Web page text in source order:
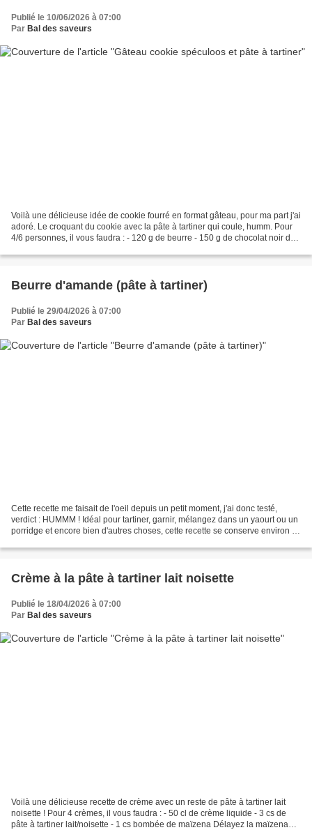
Publié le 10/06/2026 à 07:00
Par Bal des saveurs
Voilà une délicieuse idée de cookie fourré en format gâteau, pour ma part j'ai
adoré. Le croquant du cookie avec la pâte à tartiner qui coule, humm. Pour
4/6 personnes, il vous faudra : - 120 g de beurre - 150 g de chocolat noir de
Beurre d'amande (pâte à tartiner)
Publié le 29/04/2026 à 07:00
Par Bal des saveurs
Cette recette me faisait de l'oeil depuis un petit moment, j'ai donc testé,
verdict : HUMMM ! Idéal pour tartiner, garnir, mélangez dans un yaourt ou un
porridge et encore bien d'autres choses, cette recette se conserve environ 3
Crème à la pâte à tartiner lait noisette
Publié le 18/04/2026 à 07:00
Par Bal des saveurs
Voilà une délicieuse recette de crème avec un reste de pâte à tartiner lait
noisette ! Pour 4 crèmes, il vous faudra : - 50 cl de crème liquide - 3 cs de
pâte à tartiner lait/noisette - 1 cs bombée de maïzena Délayez la maïzena